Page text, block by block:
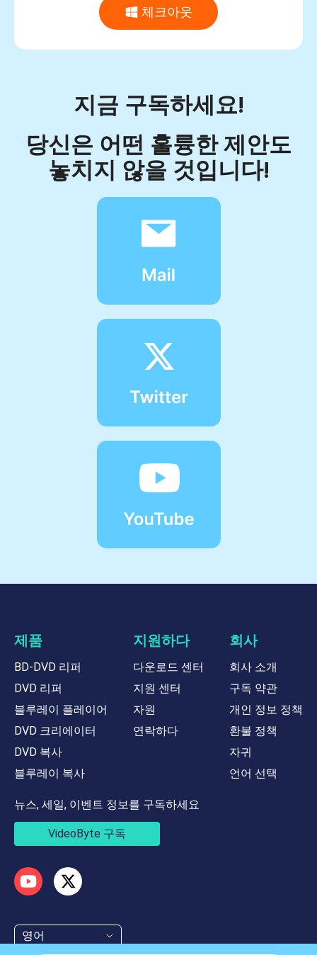
체크아웃
지금 구독하세요!
당신은 어떤 훌륭한 제안도
놓치지 않을 것입니다!
제품
BD-DVD 리퍼
DVD 리퍼
블루레이 플레이어
DVD 크리에이터
DVD 복사
블루레이 복사
지원하다
다운로드 센터
지원 센터
자원
연락하다
회사
회사 소개
구독 약관
개인 정보 정책
환불 정책
자귀
언어 선택
뉴스, 세일, 이벤트 정보를 구독하세요
VideoByte 구독
영어